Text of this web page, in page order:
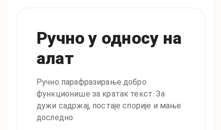
Ручно у односу на
алат
Ручно парафразирање добро
функционише за кратак текст. За
дужи садржај, постаје спорије и мање
доследно.